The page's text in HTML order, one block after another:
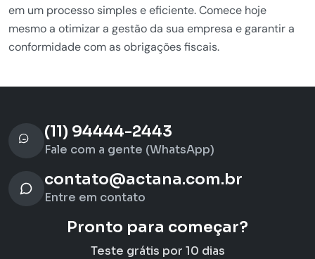
em um processo simples e eficiente. Comece hoje
mesmo a otimizar a gestão da sua empresa e garantir a
conformidade com as obrigações fiscais.
(11) 94444-2443
Fale com a gente (WhatsApp)
contato@actana.com.br
Entre em contato
Pronto para começar?
Teste grátis por 10 dias